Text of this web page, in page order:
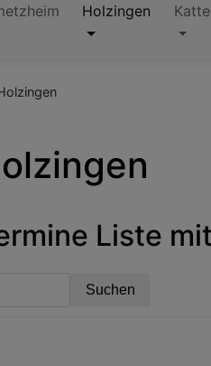
Holzingen
Liste